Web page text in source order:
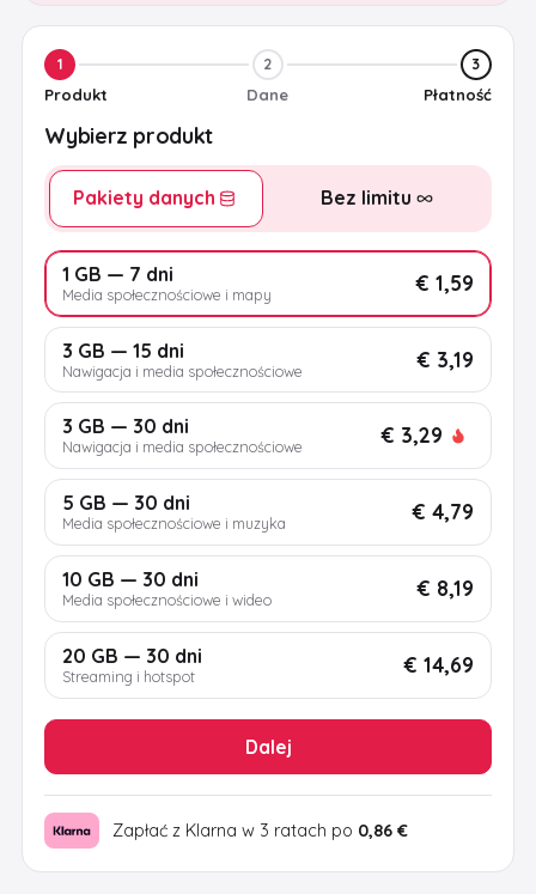
1
Produkt
2
Dane
3
Płatność
Wybierz produkt
Pakiety danych Bez limitu
1 GB — 7 dni
Media społecznościowe i mapy € 1,59
3 GB — 15 dni
Nawigacja i media społecznościowe € 3,19
3 GB — 30 dni
Nawigacja i media społecznościowe € 3,29
5 GB — 30 dni
Media społecznościowe i muzyka € 4,79
10 GB — 30 dni
Media społecznościowe i wideo € 8,19
20 GB — 30 dni
Streaming i hotspot € 14,69
Dalej
Zapłać z Klarna w 3 ratach po 0,86 €